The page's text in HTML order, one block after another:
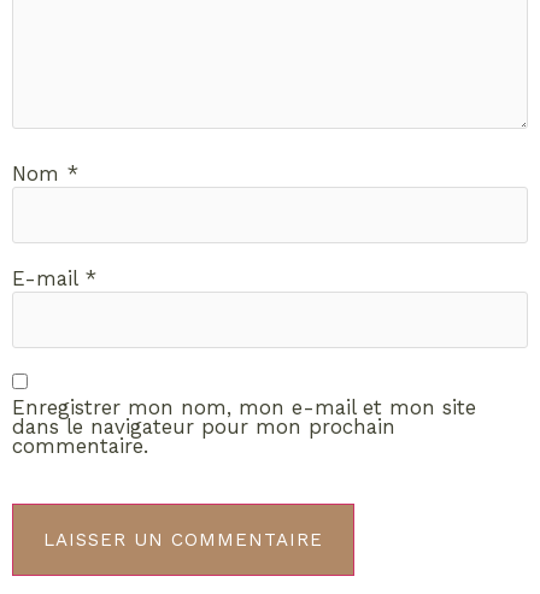
Nom *
E-mail *
Enregistrer mon nom, mon e-mail et mon site
dans le navigateur pour mon prochain
commentaire.